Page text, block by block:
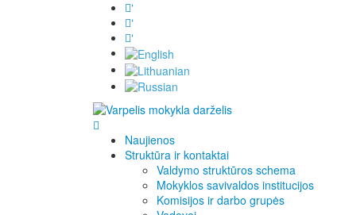
‘
‘
‘
Naujienos
Struktūra ir kontaktai
Valdymo struktūros schema
Mokyklos savivaldos institucijos
Komisijos ir darbo grupės